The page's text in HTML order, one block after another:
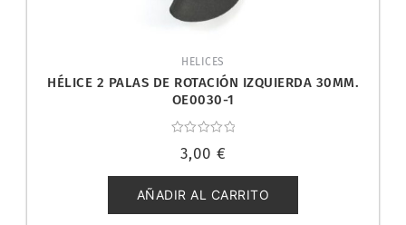
HELICES
HÉLICE 2 PALAS DE ROTACIÓN IZQUIERDA 30MM.
OE0030-1
con
de
5
3,00 €
AÑADIR AL CARRITO